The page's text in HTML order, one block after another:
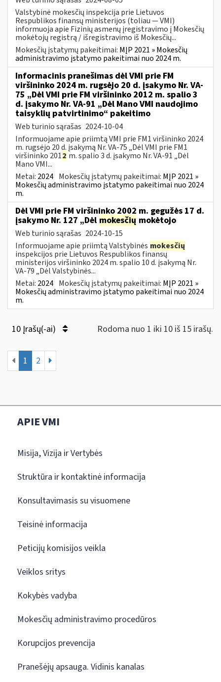
Valstybinė mokesčių inspekcija prie Lietuvos
Respublikos finansų ministerijos (toliau — VMI)
informuoja apie Fizinių asmenų įregistravimo į Mokesčių
mokėtojų registrą / išregistravimo iš Mokesčių...
Mokesčių įstatymų pakeitimai: MĮP 2021 » Mokesčių
administravimo įstatymo pakeitimai nuo 2024 m.
Informacinis pranešimas dėl VMI prie FM
viršininko 2024 m. rugsėjo 20 d. įsakymo Nr. VA-
75 „Dėl VMI prie FM viršininko 2012 m. spalio 3
d. įsakymo Nr. VA-91 „Dėl Mano VMI naudojimo
taisyklių patvirtinimo“ pakeitimo
Web turinio sąrašas 2024-10-04
Informuojame apie priimtą VMI prie FM1 viršininko 2024
m. rugsėjo 20 d. įsakymą Nr. VA-75 „Dėl VMI prie FM1
viršininko 2012 m. spalio 3 d. įsakymo Nr. VA-91 „Dėl
Mano VMI...
Metai: 2024 Mokesčių įstatymų pakeitimai: MĮP 2021 »
Mokesčių administravimo įstatymo pakeitimai nuo 2024
m.
Dėl VMI prie FM viršininko 2002 m. gegužės 17 d.
įsakymo Nr. 127 „Dėl mokesčių mokėtojo
Web turinio sąrašas 2024-10-15
Informuojame apie priimtą Valstybinės mokesčių
inspekcijos prie Lietuvos Respublikos finansų
ministerijos viršininko 2024 m. spalio 10 d. įsakymą Nr.
VA-79 „Dėl Valstybinės...
Metai: 2024 Mokesčių įstatymų pakeitimai: MĮP 2021 »
Mokesčių administravimo įstatymo pakeitimai nuo 2024
m.
10 Įrašų(-ai) Rodoma nuo 1 iki 10 iš 15 irašų.
1 2
APIE VMI
Misija, Vizija ir Vertybės
Struktūra ir kontaktinė informacija
Konsultavimasis su visuomene
Teisinė informacija
Peticijų komisijos veikla
Veiklos sritys
Kokybės vadyba
Mokesčių administravimo procedūros
Korupcijos prevencija
Pranešėjų apsauga. Vidinis kanalas